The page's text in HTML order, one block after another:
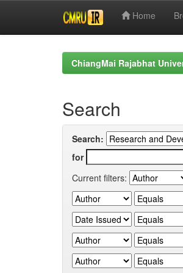
Home
ChiangMai Rajabhat
Search
Search:
for
Current filters: